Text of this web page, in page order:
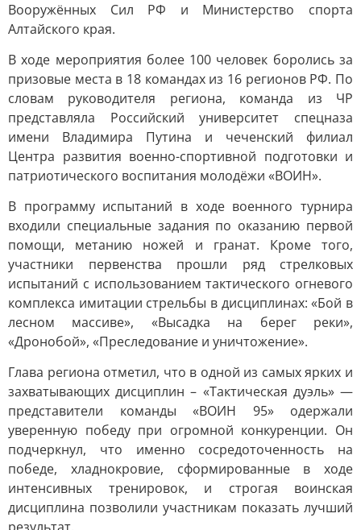
Вооружённых Сил РФ и Министерство спорта
Алтайского края.
В ходе мероприятия более 100 человек боролись за
призовые места в 18 командах из 16 регионов РФ. По
словам руководителя региона, команда из ЧР
представляла Российский университет спецназа
имени Владимира Путина и чеченский филиал
Центра развития военно-спортивной подготовки и
патриотического воспитания молодёжи «ВОИН».
В программу испытаний в ходе военного турнира
входили специальные задания по оказанию первой
помощи, метанию ножей и гранат. Кроме того,
участники первенства прошли ряд стрелковых
испытаний с использованием тактического огневого
комплекса имитации стрельбы в дисциплинах: «Бой в
лесном массиве», «Высадка на берег реки»,
«Дронобой», «Преследование и уничтожение».
Глава региона отметил, что в одной из самых ярких и
захватывающих дисциплин – «Тактическая дуэль» —
представители команды «ВОИН 95» одержали
уверенную победу при огромной конкуренции. Он
подчеркнул, что именно сосредоточенность на
победе, хладнокровие, сформированные в ходе
интенсивных тренировок, и строгая воинская
дисциплина позволили участникам показать лучший